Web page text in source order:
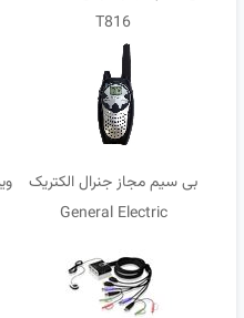
T816
بی سیم مجاز جنرال الکتریک
General Electric